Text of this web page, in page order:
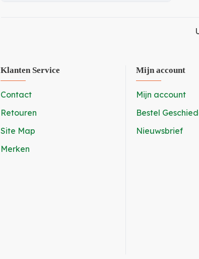
Klanten Service
Contact
Retouren
Site Map
Merken
Mijn account
Mijn account
Bestel
Nieuwsbrief